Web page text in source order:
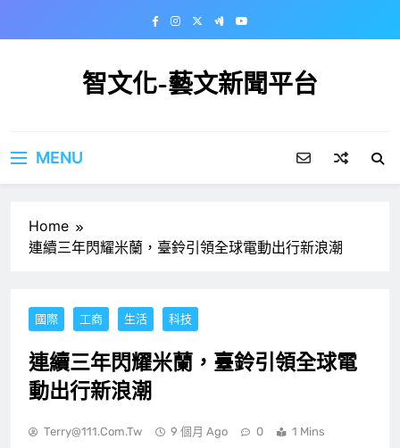
智文化-藝文新聞平台
MENU
Home
連續三年閃耀米蘭，臺鈴引領全球電動出行新浪潮
國際 工商 生活 科技
連續三年閃耀米蘭，臺鈴引領全球電
動出行新浪潮
Terry@111.com.tw 9 個月 Ago 0 1 Mins